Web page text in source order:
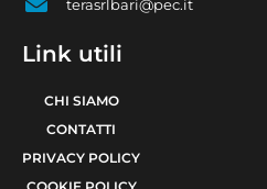
terasrlbari@pec.it
Link utili
CHI SIAMO
CONTATTI
PRIVACY POLICY